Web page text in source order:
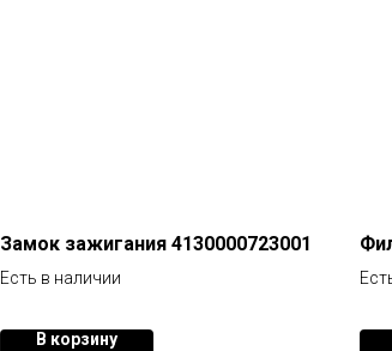
Замок зажигания 4130000723001
Есть в наличии
В корзину